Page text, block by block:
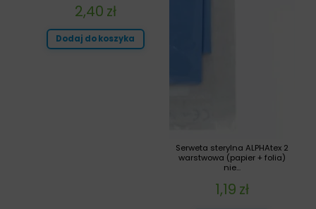
Serweta sterylna ALPHAtex 2
warstwowa (papier + folia)
nie...
1,19 zł
2,40 zł
Dodaj do koszyka